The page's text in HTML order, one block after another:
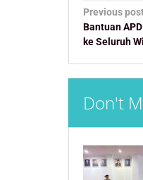
Post
Previous
Bantuan
ke Seluruh
Don't